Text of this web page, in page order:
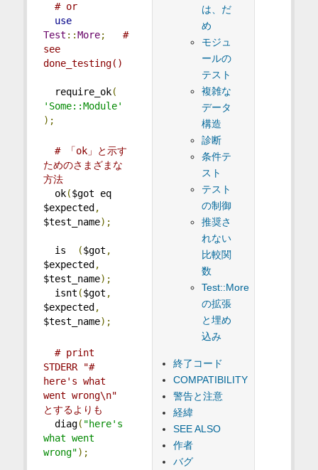
は、だ
め
モジュ
ールの
テスト
複雑な
データ
構造
診断
条件テ
スト
テスト
の制御
推奨さ
れない
比較関
数
Test::More
の拡張
と埋め
込み
終了コード
COMPATIBILITY
警告と注意
経緯
SEE ALSO
作者
バグ
# or
use
Test ::More;
#
see
done_testing()
require_ok(
'Some::Module'
);
# 「ok」と示す
ためのさまざまな
方法
ok($got eq
$expected ,
$test_name);
is ($got ,
$expected ,
$test_name);
isnt ($got ,
$expected ,
$test_name);
# print
STDERR "#
here's what
went wrong\n"
とするよりも
diag( "here's
what went
wrong");